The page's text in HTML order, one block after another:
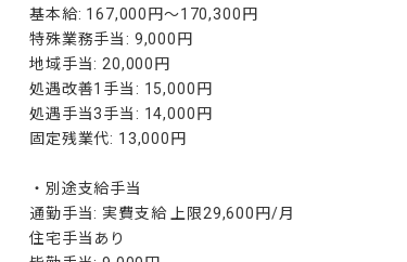
基本給: 167,000円〜170,300円
特殊業務手当: 9,000円
地域手当: 20,000円
処遇改善1手当: 15,000円
処遇手当3手当: 14,000円
固定残業代: 13,000円
・別途支給手当
通勤手当: 実費支給 上限29,600円/月
住宅手当あり